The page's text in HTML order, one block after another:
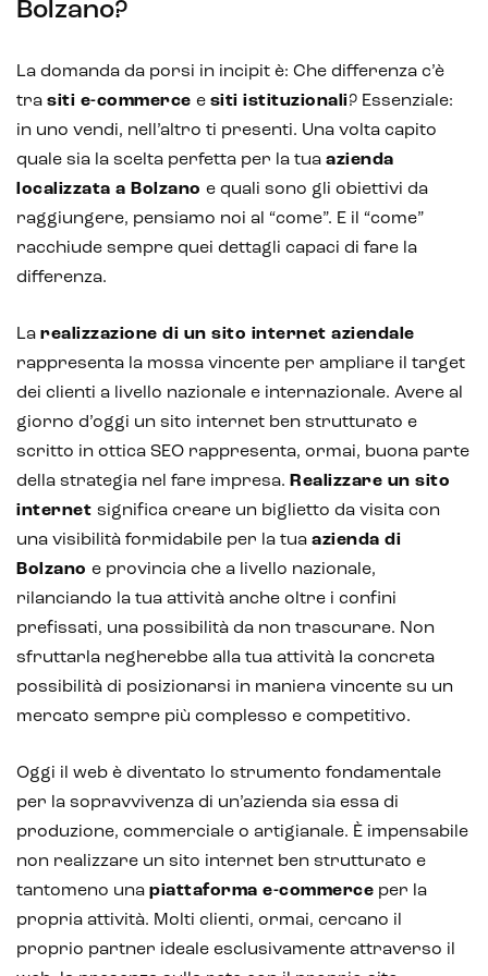
Intelligenza Artificiale e AR VR -
Metaverso
IoT (Internet of Things)
Blockchain
Analisi predittiva
Realtà Aumentata
Realtà Virtuale
Metaverso
Bolzano?
La domanda da porsi in incipit è: Che differenza c’è
tra siti e-commerce e siti istituzionali? Essenziale:
in uno vendi, nell’altro ti presenti. Una volta capito
quale sia la scelta perfetta per la tua azienda
localizzata a Bolzano e quali sono gli obiettivi da
raggiungere, pensiamo noi al “come”. E il “come”
racchiude sempre quei dettagli capaci di fare la
differenza.
La realizzazione di un sito internet aziendale
rappresenta la mossa vincente per ampliare il target
dei clienti a livello nazionale e internazionale. Avere al
giorno d’oggi un sito internet ben strutturato e
scritto in ottica SEO rappresenta, ormai, buona parte
della strategia nel fare impresa. Realizzare un sito
internet significa creare un biglietto da visita con
una visibilità formidabile per la tua azienda di
Bolzano e provincia che a livello nazionale,
rilanciando la tua attività anche oltre i confini
prefissati, una possibilità da non trascurare. Non
sfruttarla negherebbe alla tua attività la concreta
possibilità di posizionarsi in maniera vincente su un
mercato sempre più complesso e competitivo.
Oggi il web è diventato lo strumento fondamentale
per la sopravvivenza di un’azienda sia essa di
produzione, commerciale o artigianale. È impensabile
non realizzare un sito internet ben strutturato e
tantomeno una piattaforma e-commerce per la
propria attività. Molti clienti, ormai, cercano il
proprio partner ideale esclusivamente attraverso il